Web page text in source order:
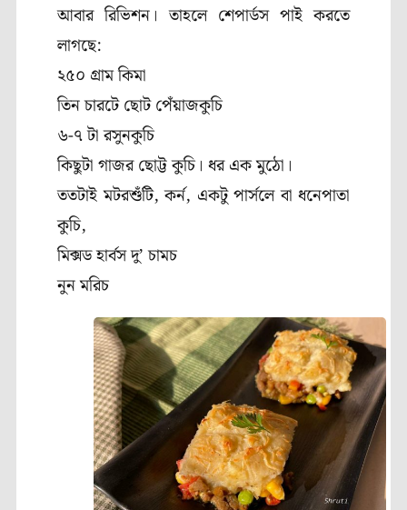
আবার রিভিশন। তাহলে শেপার্ডস পাই করতে
লাগছে:
২৫০ গ্রাম কিমা
তিন চারটে ছোট পেঁয়াজকুচি
৬-৭ টা রসুনকুচি
কিছুটা গাজর ছোট্ট কুচি। ধর এক মুঠো।
ততটাই মটরশুঁটি, কর্ন, একটু পার্সলে বা ধনেপাতা
কুচি,
মিক্সড হার্বস দু’ চামচ
নুন মরিচ